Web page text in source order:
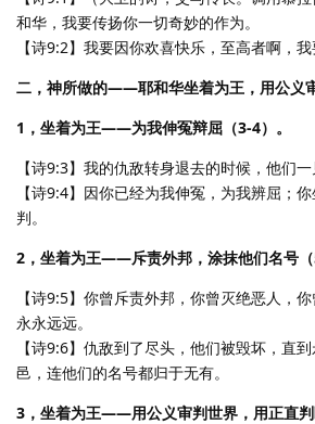
和华，我要传扬你一切奇妙的作为。
【诗9:2】我要因你欢喜快乐，至高者啊，我
二，神所做的——耶和华坐着为王，用公义
1，坐着为王——为我伸冤辩屈（3-4）。
【诗9:3】我的仇敌转身退去的时候，他们一
【诗9:4】因你已经为我伸冤，为我辨屈；
判。
2，坐着为王——斥责外邦，涂抹他们名号（
【诗9:5】你曾斥责外邦，你曾灭绝恶人，
永永远远。
【诗9:6】仇敌到了尽头，他们被毁坏，直
邑，连他们的名号都归于无有。
3，坐着为王——用公义审判世界，用正直判